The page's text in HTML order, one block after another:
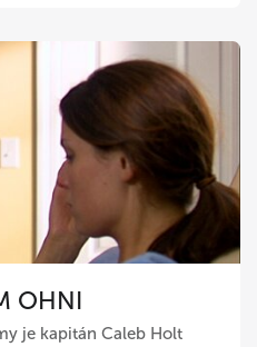
OHNI
je kapitán Caleb Holt